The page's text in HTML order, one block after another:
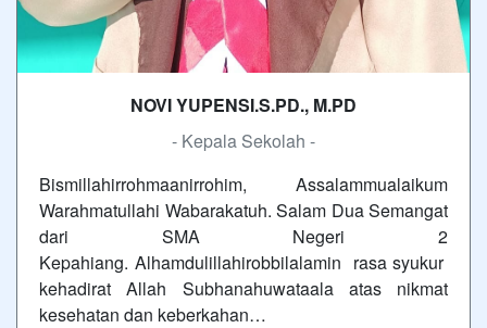
NOVI YUPENSI.S.PD., M.PD
- Kepala Sekolah -
Bismillahirrohmaanirrohim, Assalammualaikum
Warahmatullahi Wabarakatuh. Salam Dua Semangat
dari SMA Negeri 2
Kepahiang. Alhamdulillahirobbilalamin rasa syukur
kehadirat Allah Subhanahuwataala atas nikmat
kesehatan dan keberkahan…